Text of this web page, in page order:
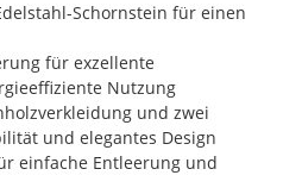
Schornstein für einen
für exzellente
Nutzung
und zwei
und elegantes Design
einfache Entleerung und